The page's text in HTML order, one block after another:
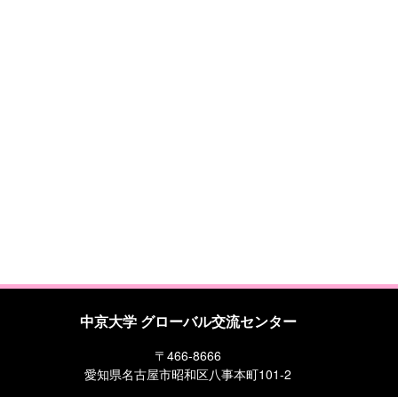
中京大学 グローバル交流センター
〒466-8666
愛知県名古屋市昭和区八事本町101-2